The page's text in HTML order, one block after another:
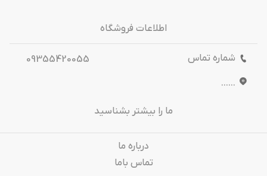
اطلاعات فروشگاه
شماره تماس
09355420055
......
ما را بیشتر بشناسید
درباره‌ ما
تماس باما